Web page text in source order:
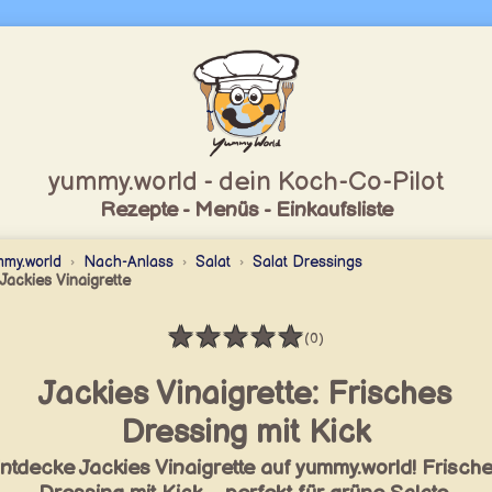
yummy.world - dein Koch-Co-Pilot
Rezepte - Menüs - Einkaufsliste
Nach-Anlass Salat
Salat Dressings
Jackies Vinaigrette
★★★★★
Bewertung: 0 / 5
(0)
Jackies Vinaigrette: Frisches
Dressing mit Kick
Jackies Vinaigrette auf yummy.world!